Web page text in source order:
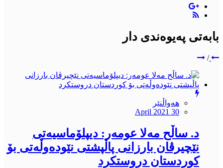
بابەتی پەیوەندی دار
/
هەواڵنێر
April 2021 30
د. ساڵح مەلا عومەر: دیپلۆماسیەتى
نێچیرڤان بارزانى پاڵپشتى نێودەوڵەتى بۆ
کوردستان دروستکرد